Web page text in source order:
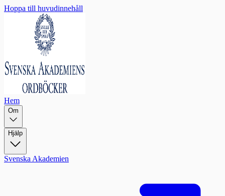
Hoppa till huvudinnehåll
Hem
Om
Hjälp
Svenska Akademien